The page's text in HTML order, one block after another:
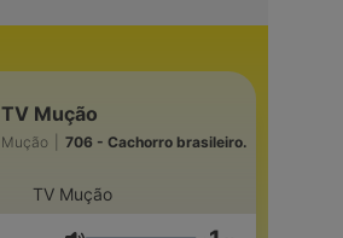
TV Mução
Mução 706 - Cachorro brasileiro.
TV Mução